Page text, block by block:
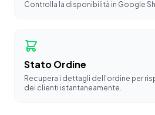
Controlla la disponibilità in Google
Stato Ordine
Recupera i dettagli dell'ordine per
dei clienti istantaneamente.